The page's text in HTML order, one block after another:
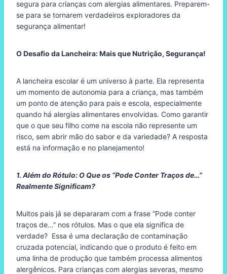
segura para crianças com alergias alimentares. Preparem-
se para se tornarem verdadeiros exploradores da
segurança alimentar!
O Desafio da Lancheira: Mais que Nutrição, Segurança!
A lancheira escolar é um universo à parte. Ela representa
um momento de autonomia para a criança, mas também
um ponto de atenção para pais e escola, especialmente
quando há alergias alimentares envolvidas. Como garantir
que o que seu filho come na escola não represente um
risco, sem abrir mão do sabor e da variedade? A resposta
está na informação e no planejamento!
1. Além do Rótulo: O Que os “Pode Conter Traços de…”
Realmente Significam?
Muitos pais já se depararam com a frase “Pode conter
traços de…” nos rótulos. Mas o que ela significa de
verdade? Essa é uma declaração de contaminação
cruzada potencial, indicando que o produto é feito em
uma linha de produção que também processa alimentos
alergênicos. Para crianças com alergias severas, mesmo